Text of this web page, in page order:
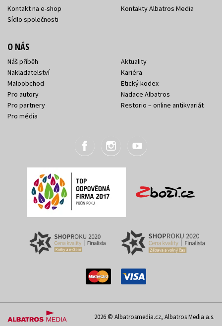
Kontakt na e-shop
Sídlo společnosti
Kontakty Albatros Media
O NÁS
Náš příběh
Nakladatelství
Maloobchod
Pro autory
Pro partnery
Pro média
Aktuality
Kariéra
Etický kodex
Nadace Albatros
Restorio – online antikvariát
2026 © Albatrosmedia.cz, Albatros Media a.s.